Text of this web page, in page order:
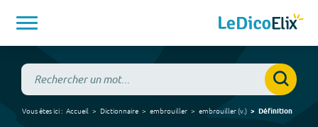
Vous êtes ici : Accueil Dictionnaire embrouiller embrouiller(v.) Définition